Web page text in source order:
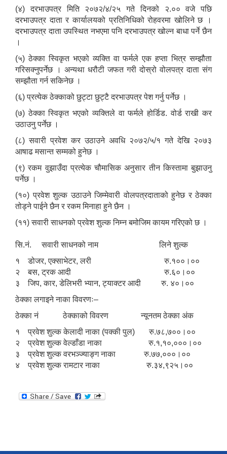
(४) दरभाउपत्र मिति २०७२/४/२५ गते दिनको २.०० वजे पछि
दरभाउपत्र दाता र कार्यालयको प्रतिनिधिको रोहवरमा खोलिने छ ।
दरभाउपत्र दाता उपस्थित नभएमा पनि दरभाउपत्र खोल्न बाधा पर्ने छैन
।
(५) ठेक्का स्विकृत भएको व्यक्ति वा फर्मले एक हप्ता भित्र सम्झौता
गरिसक्नुपर्नेछ । अन्यथा धरौटी जफत गरी दोस्रो वोलपत्र दाता संग
सम्झौता गर्न सकिनेछ ।
(६) प्रत्येक ठेक्काको छुट्टा छुट्टै दरभाउपत्र पेश गर्नु पर्नेछ ।
(७) ठेक्का स्विकृत भएको व्यक्तिले वा फर्मले होर्डिड. वोर्ड राखी कर
उठाउनु पर्नेछ ।
(८) सवारी प्रवेश कर उठाउने अवधि २०७२/५/१ गते देखि २०७३
आषाढ मसान्त सम्मको हुनेछ ।
(९) रकम वुझाउँदा प्रत्येक चौमासिक अनुसार तीन किस्तामा बुझाउनु
पर्नेछ ।
(१०) प्रवेश शुल्क उठाउने जिम्मेवारी वोलपत्रदाताको हुनेछ र ठेक्का
तोड्ने पाईने छैन र रकम मिनाहा हुने छैन ।
(११) सवारी साधनको प्रवेश शुल्क निम्न बमोजिम कायम गरिएको छ ।
सि.नं. सवारी साधनको नाम लिने शुल्क
१ डोजर, एक्साभेटर, लरी रु.१००।००
२ बस, ट्रक आदी रु.६०।००
३ जिप, कार, डेलिभरी भ्यान, ट्याक्टर आदी रु. ४०।००
ठेक्का लगाइने नाका विवरणः–
ठेक्का नं ठेक्काको विवरण न्यूनतम ठेक्का अंक
१ प्रवेश शुल्क केलादी नाका (पक्की पुल) रु.७८,७००।००
२ प्रवेश शुल्क वेल्डाँडा नाका रु.१,१०,०००।००
३ प्रवेश शुल्क वरभञ्ज्याङ्ग नाका रु.७७,०००।००
४ प्रवेश शुल्क रामटार नाका रु.३४,९२५।००